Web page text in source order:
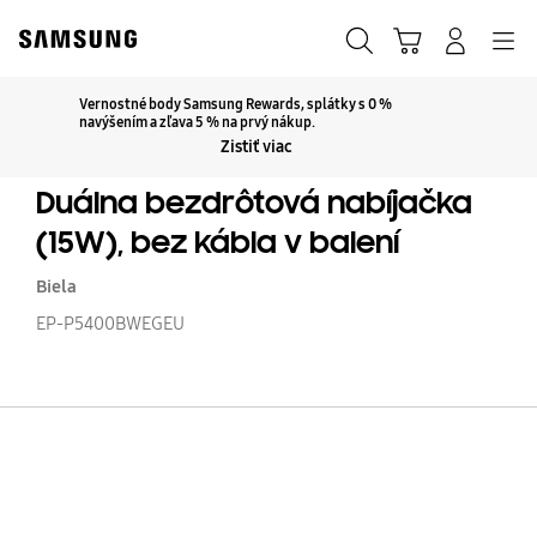
content
Vernostné body Samsung Rewards, splátky s 0 %
navýšením a zľava 5 % na prvý nákup.
Zistiť viac
Duálna bezdrôtová nabíjačka
(15W), bez kábla v balení
Biela
EP-P5400BWEGEU